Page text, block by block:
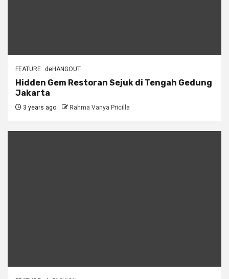
FEATURE deHANGOUT
Hidden Gem Restoran Sejuk di Tengah Gedung
Jakarta
3 years ago Rahma Vanya Pricilla